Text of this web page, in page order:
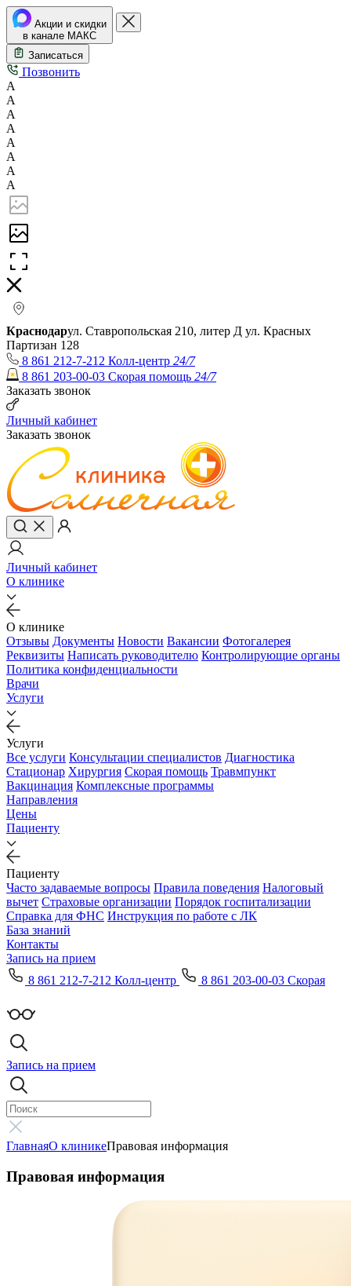
Акции и скидки
в канале МАКС
Записаться
Позвонить
А
А
А
А
А
А
А
А
Краснодарул. Ставропольская 210, литер Д ул. Красных
Партизан 128
8 861 212-7-212 Колл-центр 24/7
8 861 203-00-03 Скорая помощь 24/7
Заказать звонок
Личный кабинет
Заказать звонок
Личный кабинет
О клинике
О клинике
Отзывы Документы Новости Вакансии Фотогалерея
Реквизиты Написать руководителю Контролирующие органы
Политика конфиденциальности
Врачи
Услуги
Услуги
Все услуги Консультации специалистов Диагностика
Стационар Хирургия Скорая помощь Травмпункт
Вакцинация Комплексные программы
Направления
Цены
Пациенту
Пациенту
Часто задаваемые вопросы Правила поведения Налоговый
вычет Страховые организации Порядок госпитализации
Справка для ФНС Инструкция по работе с ЛК
База знаний
Контакты
Запись на прием
8 861 212-7-212 Колл-центр
8 861 203-00-03 Скорая
Запись на прием
ГлавнаяО клиникеПравовая информация
Правовая информация